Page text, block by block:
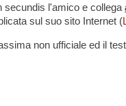
secundis l'amico e collega
sul suo sito Internet (
non ufficiale ed il